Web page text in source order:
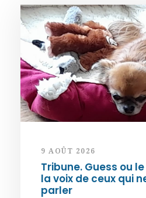
9 AOÛT 2026
Tribune. Guess ou
la voix de ceux qui
parler